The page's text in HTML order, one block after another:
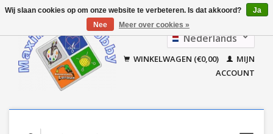
Nederlands
Français
WINKELWAGEN (€0,00)
MIJN
ACCOUNT
Wij slaan cookies op om onze website te verbeteren. Is dat akkoord?
Ja
Nee
Meer over cookies »